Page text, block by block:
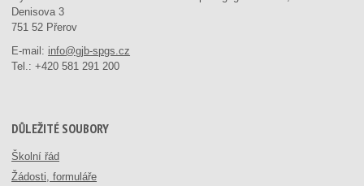
Denisova 3
751 52 Přerov
E-mail: info@gjb-spgs.cz
Tel.:+420 581 291 200
DŮLEŽITÉ SOUBORY
Školní řád
Žádosti, formuláře